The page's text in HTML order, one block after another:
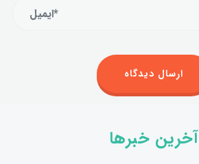
آخرین خبرها